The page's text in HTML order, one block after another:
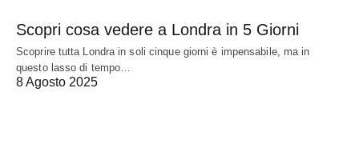
Scopri cosa vedere a Londra in 5 Giorni
Scoprire tutta Londra in soli cinque giorni è impensabile, ma in
questo lasso di tempo…
8 Agosto 2025